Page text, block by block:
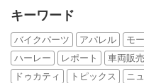
キーワード
バイクパーツ アパレル モ
ハーレー
レポート 車両販
ドゥカティ
トピックス ニ